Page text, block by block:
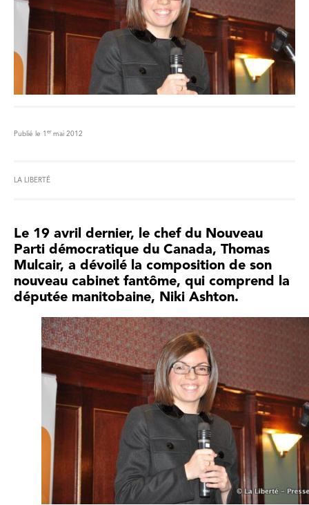
Publié le 1 er mai 2012
LA LIBERTÉ
Le 19 avril dernier, le chef du Nouveau
Parti démocratique du Canada, Thomas
Mulcair, a dévoilé la composition de son
nouveau cabinet fantôme, qui comprend la
députée manitobaine, Niki Ashton.